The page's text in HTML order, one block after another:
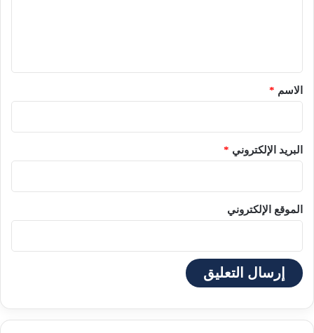
*الاسم *
البريد الإلكتروني *
الموقع الإلكتروني